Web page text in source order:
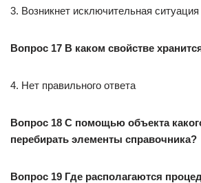
3. Возникнет исключительная ситуация
Вопрос 17 В каком свойстве
4. Нет правильного ответа
Вопрос 18 С помощью объекта
перебирать элементы справочника?
Вопрос 19 Где располагаются